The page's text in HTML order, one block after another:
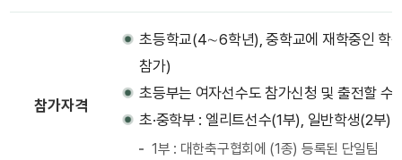
참가자격
초등학교(4∼6학년), 중학교에 재학중인 학
참가)
초등부는 여자선수도 참가신청 및 출전할 수
초·중학부 : 엘리트선수(1부), 일반학생(2부)
1부 : 대한축구협회에 (1종) 등록된 단일팀